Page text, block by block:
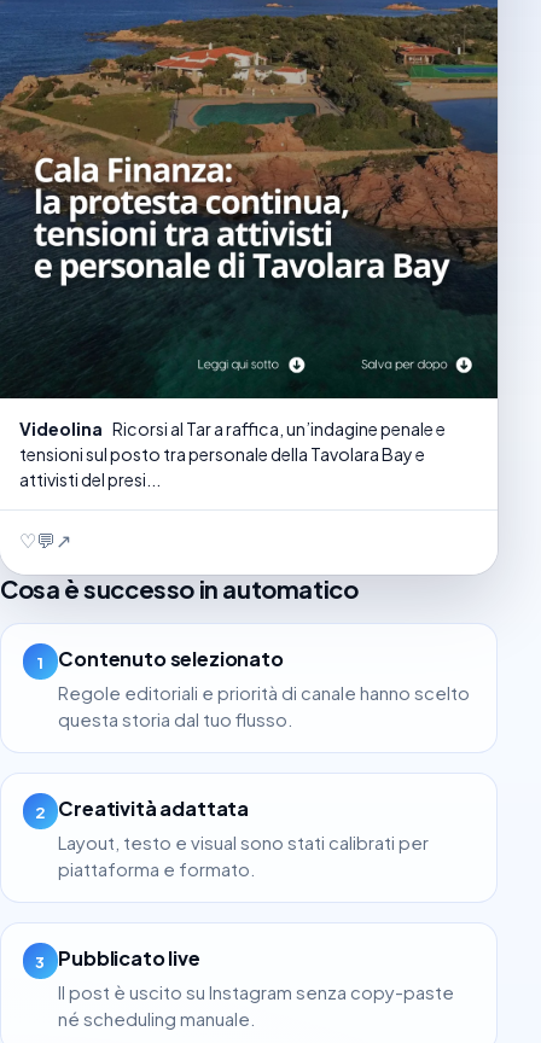
Videolina Ricorsi al Tar a raffica, un’indagine penale e
tensioni sul posto tra personale della Tavolara Bay e
attivisti del presi...
♡💬↗
Cosa è successo in automatico
1 Contenuto selezionato
Regole editoriali e priorità di canale hanno scelto
questa storia dal tuo flusso.
2 Creatività adattata
Layout, testo e visual sono stati calibrati per
piattaforma e formato.
3 Pubblicato live
Il post è uscito su Instagram senza copy-paste
né scheduling manuale.